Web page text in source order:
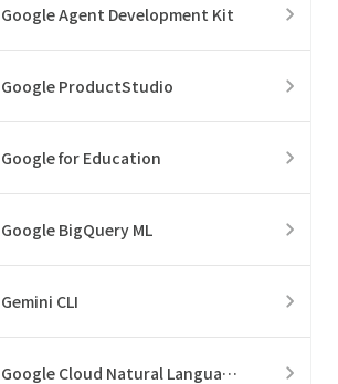
Google Agent Development Kit
Google ProductStudio
Google for Education
Google BigQuery ML
Gemini CLI
Google Cloud Natural Language API